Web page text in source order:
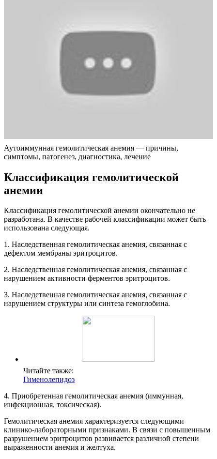
Аутоиммунная гемолитическая анемия — причины,
симптомы, патогенез, диагностика, лечение
Классификация гемолитической
анемии
Классификация гемолитической анемии окончательно не
разработана. В качестве рабочей классификации может быть
использована следующая.
1. Наследственная гемолитическая анемия, связанная с
дефектом мембраны эритроцитов.
2. Наследственная гемолитическая анемия, связанная с
нарушением активности ферментов эритроцитов.
3. Наследственная гемолитическая анемия, связанная с
нарушением структуры или синтеза гемоглобина.
Читайте также:
Гименолепидоз
4. Приобретенная гемолитическая анемия (иммунная,
инфекционная, токсическая).
Гемолитическая анемия характеризуется следующими
клинико-лабораторными признаками. В связи с повышенным
разрушением эритроцитов развивается различной степени
выраженности анемия и желтуха.